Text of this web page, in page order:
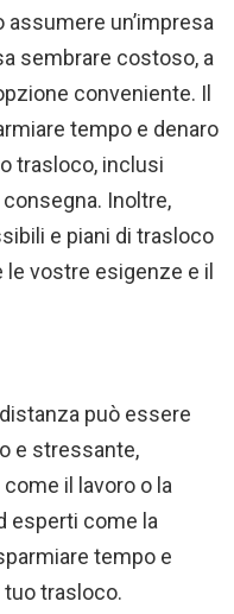
un’impresa
sembrare costoso, a
conveniente. Il
tempo e denaro
trasloco, inclusi
Inoltre,
e piani di trasloco
vostre esigenze e il
può essere
e stressante,
il lavoro o la
esperti come la
tempo e
trasloco.